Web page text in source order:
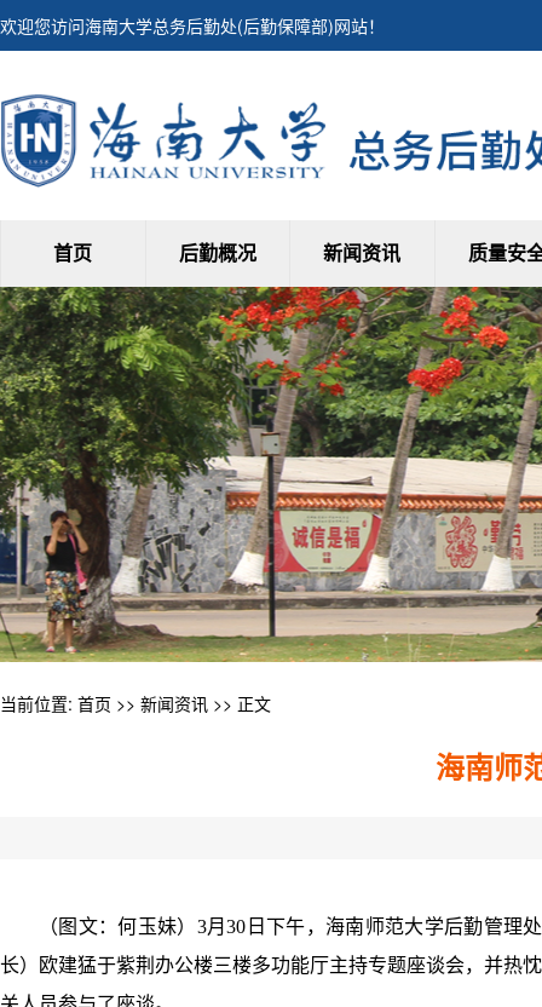
欢迎您访问海南大学总务后勤处(后勤保障部)网站！
首页 后勤概况 新闻资讯 质量安
当前位置: 首页 >> 新闻资讯 >> 正文
海南师
（图文：何玉妹）3月30日下午，海南师范大学后勤管
长）欧建猛于紫荆办公楼三楼多功能厅主持专题座谈会，并热